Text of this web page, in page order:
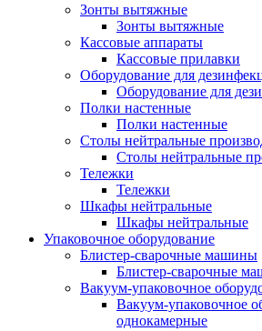
Зонты вытяжные
Зонты вытяжные
Кассовые аппараты
Кассовые прилавки
Оборудование для
Оборудование для
Полки настенные
Полки настенные
Столы нейтральные
Столы нейтральные
Тележки
Тележки
Шкафы нейтральные
Шкафы нейтральные
Упаковочное оборудование
Блистер-сварочные машины
Блистер-сварочные
Вакуум-упаковочное
Вакуум-упаковочное
однокамерные